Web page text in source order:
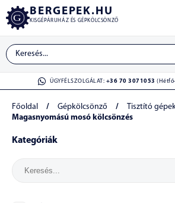
BERGEPEK.HU
KISGÉPÁRUHÁZ ÉS GÉPKÖLCSÖNZŐ
ÜGYFÉLSZOLGÁLAT: +36 70 3071053
Főoldal / Gépkölcsönző / Tisztító
Magasnyomású mosó kölcsönzés
Kategóriák